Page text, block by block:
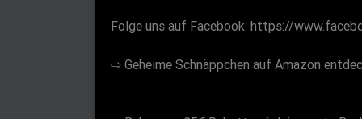
Folge uns auf Facebook: https://
⇨ Geheime Schnäppchen auf Amazon